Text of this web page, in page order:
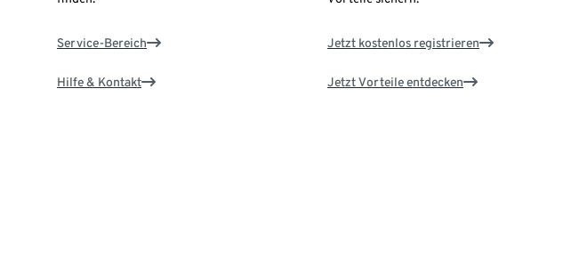
Service-Bereich
Hilfe & Kontakt
Jetzt kostenlos registrieren
Jetzt Vorteile entdecken